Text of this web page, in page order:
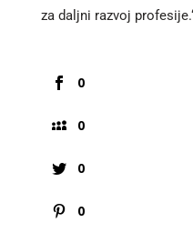
za daljni razvoj
0
0
0
0